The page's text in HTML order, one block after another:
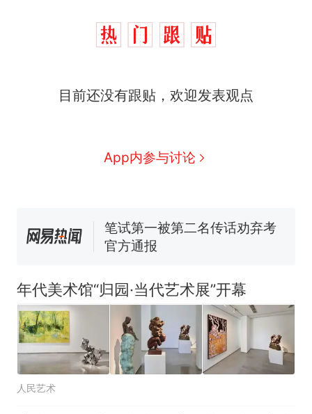
目前还没有跟贴，欢迎发表观点
App内参与讨论
似南京大学数院院长辞职信流
传，院方回应：喻良教授已卸
新
费大厨“全国小炒肉大王”称
窝，原地守1天等它长大：挖了
来源：参考消息）
制裁瓜子饺子，美国怕什么？
热 “不想干了特提出辞职”，疑
似南京大学数院院长辞职信流
任院长一职，不清楚辞职信来
源；曾用手绘图做头像
年代美术馆“归园·当代艺术展”开幕
人民艺术